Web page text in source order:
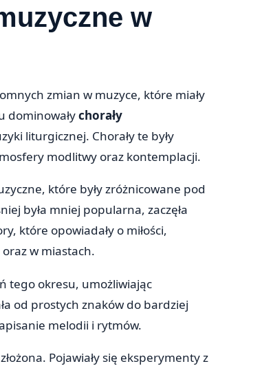
w
zmian w muzyce, które miały
dominowałychorały
liturgicznej. Chorały te były
modlitwy oraz kontemplacji.
które były zróżnicowane pod
była mniej popularna, zaczęła
które opowiadały o miłości,
w miastach.
tego okresu, umożliwiając
od prostych znaków do bardziej
melodii i rytmów.
Pojawiały się eksperymenty z